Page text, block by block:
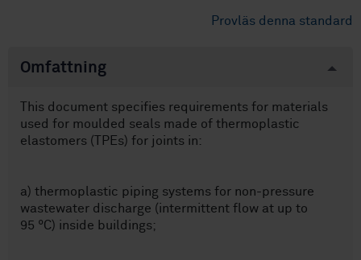
Provläs denna standard
Omfattning
This document specifies requirements for materials
used for moulded seals made of thermoplastic
elastomers (TPEs) for joints in:
a) thermoplastic piping systems for non-pressure
wastewater discharge (intermittent flow at up to
95 °C) inside buildings;